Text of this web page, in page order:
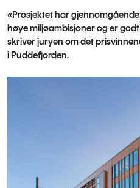
«Prosjektet har
høye miljøambisjoner og er
skriver juryen om det
i Puddefjorden.